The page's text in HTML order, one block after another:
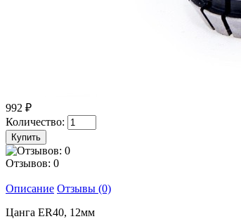
992 ₽
Количество:
Отзывов: 0
Описание Отзывы (0)
Цанга ER40, 12мм